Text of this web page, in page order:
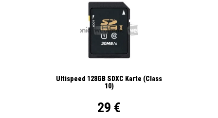
Ultispeed 128GB SDXC Karte (Class
10)
29 €